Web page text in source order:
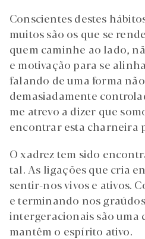
Conscientes destes
muitos são os que se
quem caminhe ao lado,
e motivação para se
falando de uma forma
demasiadamente
me atrevo a dizer que
encontrar esta charneira
O xadrez tem sido
tal. As ligações que cria
sentir-nos vivos e ativos.
e terminando nos
intergeracionais são uma
mantêm o espírito ativo.